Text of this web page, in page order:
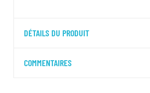
DÉTAILS DU PRODUIT
COMMENTAIRES